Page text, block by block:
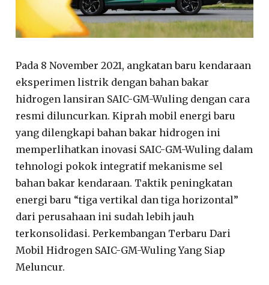
Pada 8 November 2021, angkatan baru kendaraan
eksperimen listrik dengan bahan bakar
hidrogen lansiran SAIC-GM-Wuling dengan cara
resmi diluncurkan. Kiprah mobil energi baru
yang dilengkapi bahan bakar hidrogen ini
memperlihatkan inovasi SAIC-GM-Wuling dalam
tehnologi pokok integratif mekanisme sel
bahan bakar kendaraan. Taktik peningkatan
energi baru “tiga vertikal dan tiga horizontal”
dari perusahaan ini sudah lebih jauh
terkonsolidasi. Perkembangan Terbaru Dari
Mobil Hidrogen SAIC-GM-Wuling Yang Siap
Meluncur.